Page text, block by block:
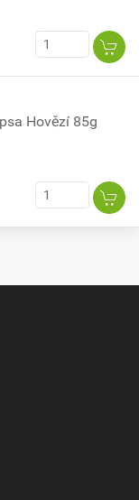
Hovězí 85g